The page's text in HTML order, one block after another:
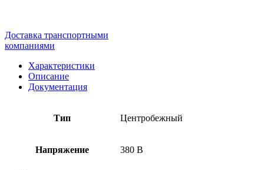
Доставка транспортными
компаниями
Характеристики
Описание
Документация
Тип Центробежный
Напряжение 380 В